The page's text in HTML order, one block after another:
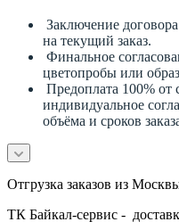
Заключение
на текущий заказ.
Финальное
цветопробы или
Предоплата 100%
индивидуальное
объёма и сроков
Отгрузка заказов из
ТК Байкал-сервис -